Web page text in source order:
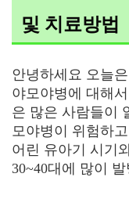
및 치료방법
안녕하세요 오늘
야모야병에 대해
은 많은 사람들이
모야병이 위험하
어린 유아기 시기
30~40대에 많이